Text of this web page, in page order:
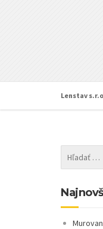
Lenstav